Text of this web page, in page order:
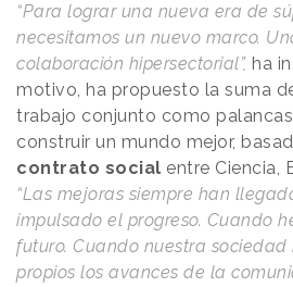
“Para lograr una nueva era de
necesitamos un nuevo marco.
colaboración hipersectorial”, ha
motivo, ha propuesto la suma
trabajo conjunto como
construir un mundo mejor,
contrato social entre Ciencia,
“Las mejoras siempre han
impulsado el progreso. Cuando
futuro. Cuando nuestra
propios los avances de la